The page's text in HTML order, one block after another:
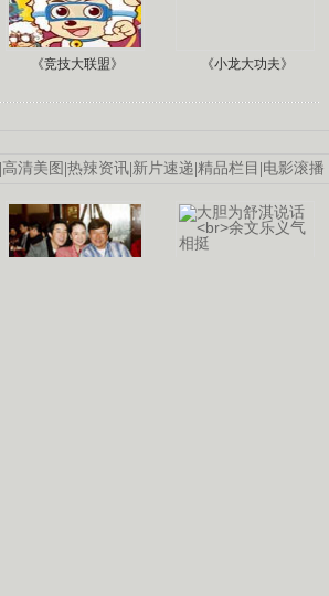
《竞技大联盟》 《小龙大功夫》
高清美图 热辣资讯 新片速递 精品栏目 电影滚播